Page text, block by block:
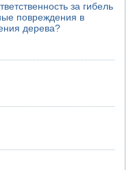
вопросе Ливана
за гибель
повреждения в
дерева?